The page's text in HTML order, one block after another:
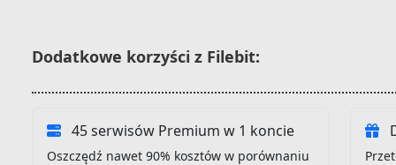
Dodatkowe korzyści z Filebit:
45 serwisów Premium w 1 koncie
Oszczędź nawet 90% kosztów w porównaniu